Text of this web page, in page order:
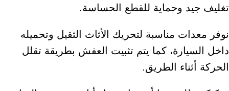
تغليف جيد وحماية للقطع الحساسة.
نوفر معدات مناسبة لتحريك الأثاث الثقيل وتحميله
داخل السيارة، كما يتم تثبيت العفش بطريقة تقلل
الحركة أثناء الطريق.